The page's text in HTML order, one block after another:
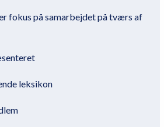
fokus på samarbejdet på tværs af
leksikon